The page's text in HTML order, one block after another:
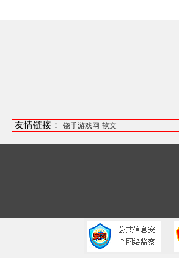
友情链接： 饶手游戏网 软文